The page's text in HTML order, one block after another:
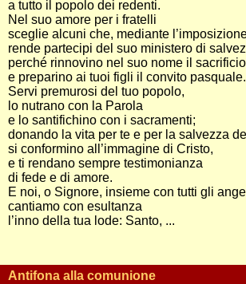
a tutto il popolo dei redenti.
Nel suo amore per i fratelli
sceglie alcuni che, mediante
rende partecipi del suo ministero di
perché rinnovino nel suo nome il
e preparino ai tuoi figli il convito pasquale.
Servi premurosi del tuo popolo,
lo nutrano con la Parola
e lo santifichino con i sacramenti;
donando la vita per te e per la salvezza
si conformino all’immagine di Cristo,
e ti rendano sempre testimonianza
di fede e di amore.
E noi, o Signore, insieme con tutti gli
cantiamo con esultanza
l’inno della tua lode: Santo, ...
Antifona alla comunione